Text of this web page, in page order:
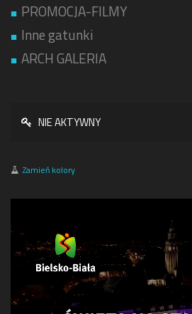
PROMOCJA-FILMY
Inne gatunki
ARCH GALERIA
NIE AKTYWNY
Zamień kolory